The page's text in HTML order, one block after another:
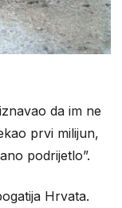
da im ne
prvi milijun,
podrijetlo”.
Hrvata.